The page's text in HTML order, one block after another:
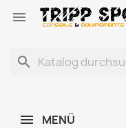

search
MENÜ